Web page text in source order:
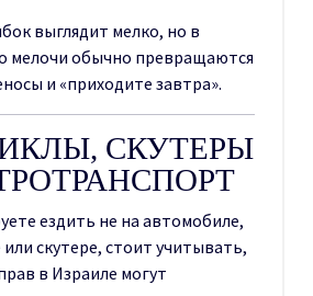
выглядит мелко, но в
мелочи обычно превращаются
и «приходите завтра».
СКУТЕРЫ
ездить не на автомобиле,
скутере, стоит учитывать,
в Израиле могут